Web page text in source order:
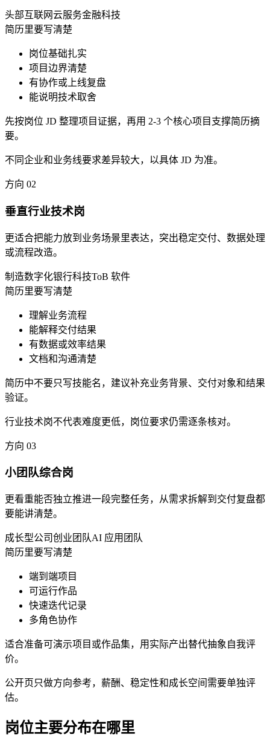
头部互联网云服务金融科技
简历里要写清楚
岗位基础扎实
项目边界清楚
有协作或上线复盘
能说明技术取舍
先按岗位 JD 整理项目证据，再用 2-3 个核心项目支撑简历摘
要。
不同企业和业务线要求差异较大，以具体 JD 为准。
方向 02
垂直行业技术岗
更适合把能力放到业务场景里表达，突出稳定交付、数据处理
或流程改造。
制造数字化银行科技ToB 软件
简历里要写清楚
理解业务流程
能解释交付结果
有数据或效率结果
文档和沟通清楚
简历中不要只写技能名，建议补充业务背景、交付对象和结果
验证。
行业技术岗不代表难度更低，岗位要求仍需逐条核对。
方向 03
小团队综合岗
更看重能否独立推进一段完整任务，从需求拆解到交付复盘都
要能讲清楚。
成长型公司创业团队AI 应用团队
简历里要写清楚
端到端项目
可运行作品
快速迭代记录
多角色协作
适合准备可演示项目或作品集，用实际产出替代抽象自我评
价。
公开页只做方向参考，薪酬、稳定性和成长空间需要单独评
估。
岗位主要分布在哪里